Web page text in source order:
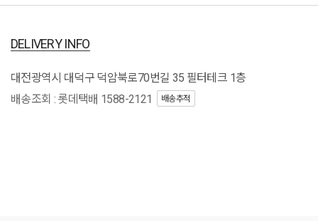
DELIVERY INFO
대전광역시 대덕구 덕암북로70번길 35 필터테크 1층
배송조회 : 롯데택배 1588-2121
배송추적